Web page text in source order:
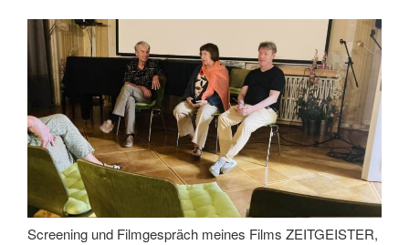
Screening und Filmgespräch meines Films ZEITGEISTER,